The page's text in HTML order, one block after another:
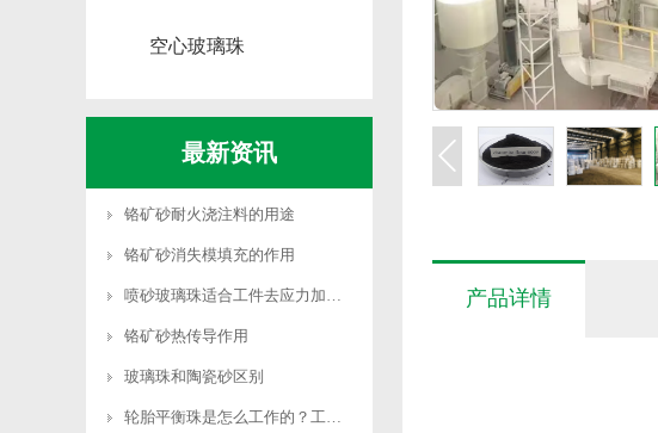
空心玻璃珠
最新资讯
铬矿砂耐火浇注料的用途
铬矿砂消失模填充的作用
喷砂玻璃珠适合工件去应力加工吗
铬矿砂热传导作用
玻璃珠和陶瓷砂区别
轮胎平衡珠是怎么工作的？工作原理是什么？
产品详情